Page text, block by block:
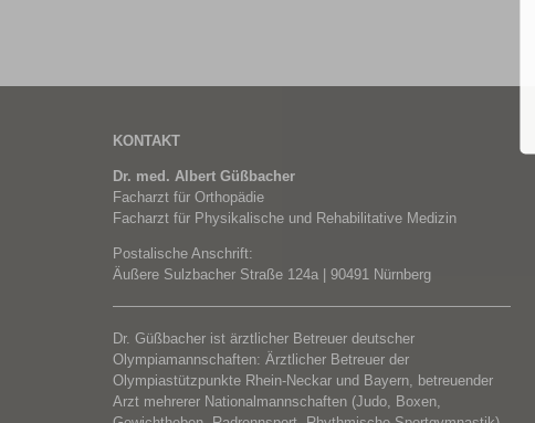
KONTAKT
Dr. med. Albert Güßbacher
Facharzt für Orthopädie
Facharzt für Physikalische und Rehabilitative Medizin
Postalische Anschrift:
Äußere Sulzbacher Straße 124a | 90491 Nürnberg
Dr. Güßbacher ist ärztlicher Betreuer deutscher
Olympiamannschaften: Ärztlicher Betreuer der
Olympiastützpunkte Rhein-Neckar und Bayern, betreuender
Arzt mehrerer Nationalmannschaften (Judo, Boxen,